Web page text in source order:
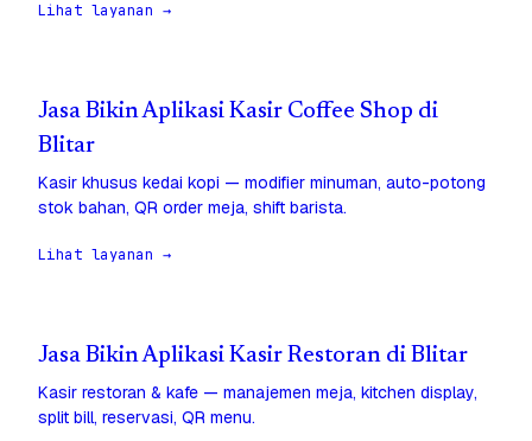
Lihat layanan →
Jasa Bikin Aplikasi Kasir Coffee Shop di
Blitar
Kasir khusus kedai kopi — modifier minuman, auto-potong
stok bahan, QR order meja, shift barista.
Lihat layanan →
Jasa Bikin Aplikasi Kasir Restoran di Blitar
Kasir restoran & kafe — manajemen meja, kitchen display,
split bill, reservasi, QR menu.